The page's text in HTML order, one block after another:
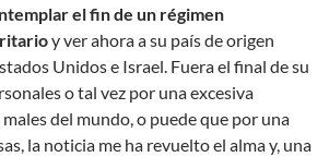
el fin de un régimen
y ver ahora a su país de origen
Unidos e Israel. Fuera el final de su
o tal vez por una excesiva
del mundo, o puede que por una
la noticia me ha revuelto el alma y, una